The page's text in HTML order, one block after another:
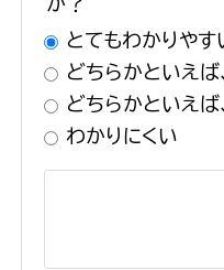
とてもわかりやす
どちらかといえば
どちらかといえば
わかりにくい